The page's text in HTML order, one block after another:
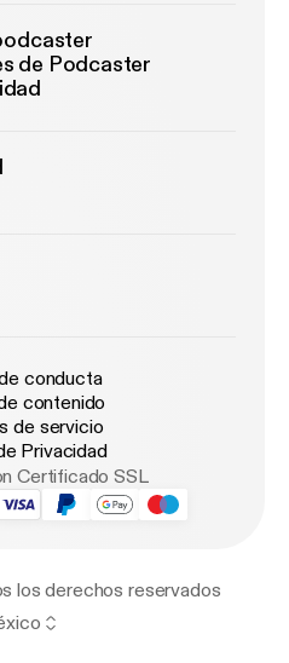
de Podcaster
conducta
contenido
de servicio
Privacidad
Certificado SSL
los derechos reservados